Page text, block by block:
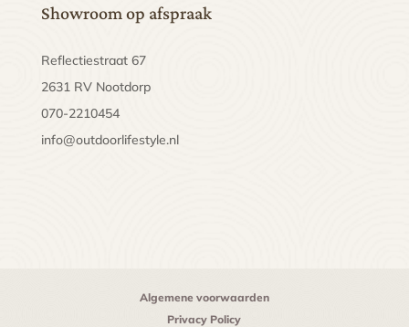
Showroom op afspraak
Reflectiestraat 67
2631 RV Nootdorp
070-2210454
info@outdoorlifestyle.nl
Algemene voorwaarden
Privacy Policy